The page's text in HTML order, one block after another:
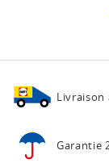
Livraison
Garantie